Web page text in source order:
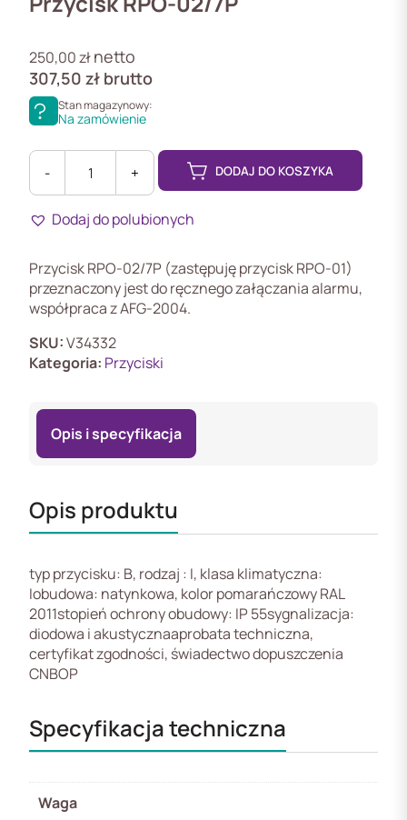
250,00złnetto
307,50 zł brutto
Stan magazynowy:
Na zamówienie
-
ilość
Przycisk
RPO-
Ręczny
Przycisk
Oddymiania
do
AFG-
2004
+ DODAJ DO KOSZYKA
Dodaj do polubionych
Przycisk RPO-02/7P (zastępuję przycisk RPO-01)
przeznaczony jest do ręcznego załączania alarmu,
współpraca z AFG-2004.
SKU:V34332
Kategoria: Przyciski
Opis i specyfikacja
Opis produktu
typ przycisku: B, rodzaj : I, klasa klimatyczna:
Iobudowa: natynkowa, kolor pomarańczowy RAL
2011stopień ochrony obudowy: IP 55sygnalizacja:
diodowa i akustycznaaprobata techniczna,
certyfikat zgodności, świadectwo dopuszczenia
CNBOP
Specyfikacja techniczna
Waga